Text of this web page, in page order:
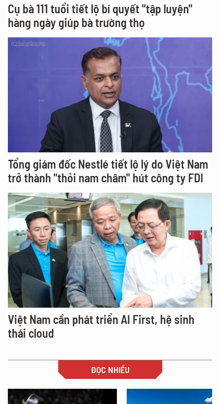
Cụ bà 111 tuổi tiết lộ bí quyết "tập luyện"
hàng ngày giúp bà trường thọ
Tổng giám đốc Nestlé tiết lộ lý do Việt Nam
trở thành "thỏi nam châm" hút công ty FDI
Việt Nam cần phát triển AI First, hệ sinh
thái cloud
ĐỌC NHIỀU